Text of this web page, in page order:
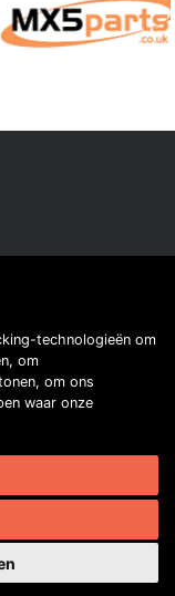
technologieën om
om
om ons
waar onze